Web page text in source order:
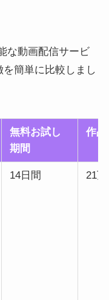
な動画配信サービ
簡単に比較しまし
無料お試し
期間
作品
14日間 21